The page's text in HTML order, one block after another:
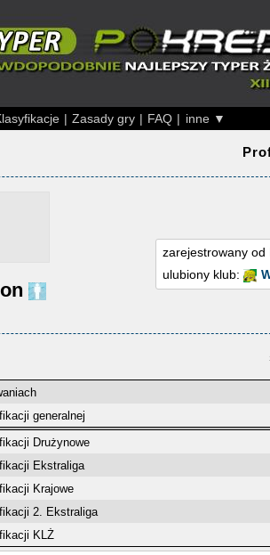
| Zasady gry | FAQ | inne ▼
zarejestrowany od
ulubiony klub:
generalnej
Drużynowe
Ekstraliga
Krajowe
2. Ekstraliga
KLŻ